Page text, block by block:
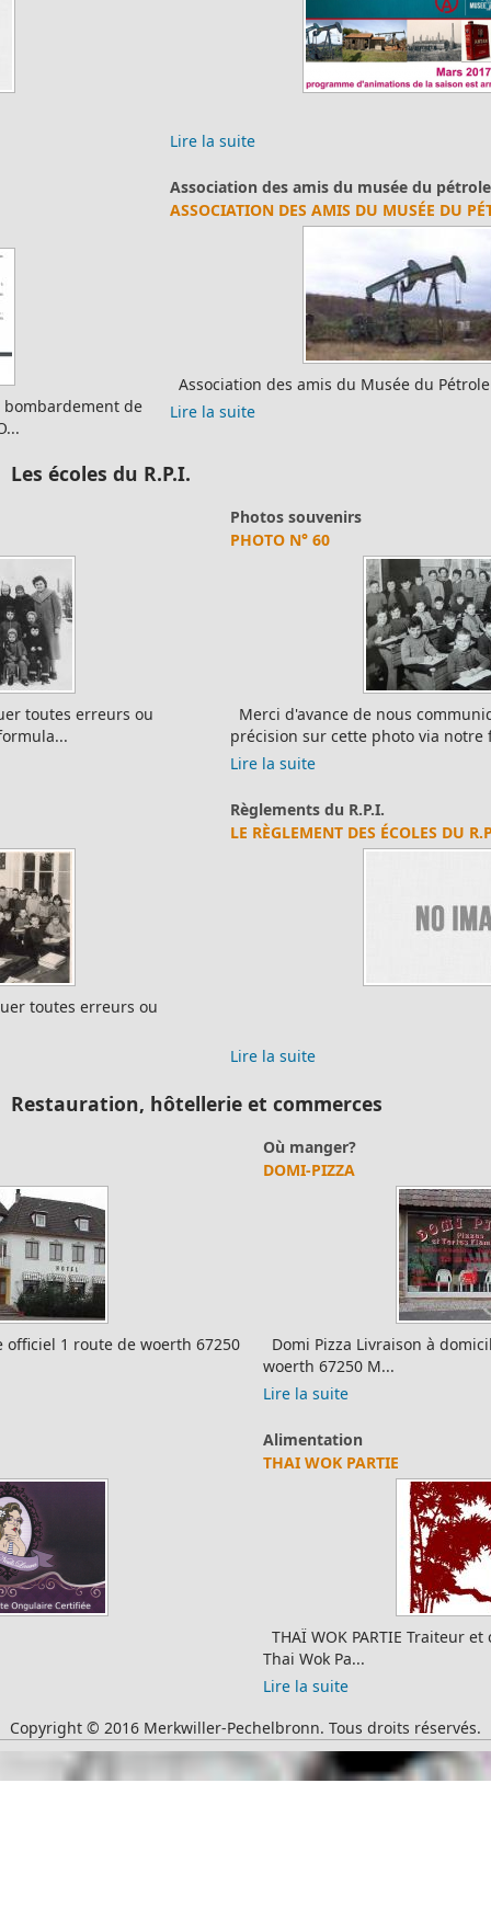
Association des amis du musée du pétrole
ASSOCIATION DES AMIS DU MUSÉE DU PÉTROLE
Association des amis du Musée du Pétrole Site officiel ...
Lire la suite
Merci d'avance de nous communiquer toutes erreurs ou
précision sur cette photo via notre for...
Lire la suite
LE RÈGLEMENT DES ÉCOLES DU R.P.I.
Domi Pizza Livraison à domicile / Pizzas à emporter3 route de
woerth 67250 M...
THAÏ WOK PARTIE Traiteur et cuisine à domicile Site officiel :